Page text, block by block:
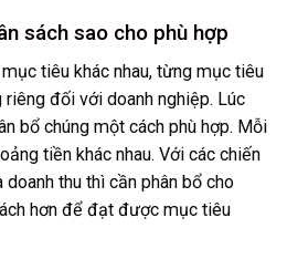
sách sao cho phù hợp
tiêu khác nhau, từng mục tiêu
đối với doanh nghiệp. Lúc
bổ chúng một cách phù hợp. Mỗi
tiền khác nhau. Với các chiến
thu thì cần phân bổ cho
hơn để đạt được mục tiêu